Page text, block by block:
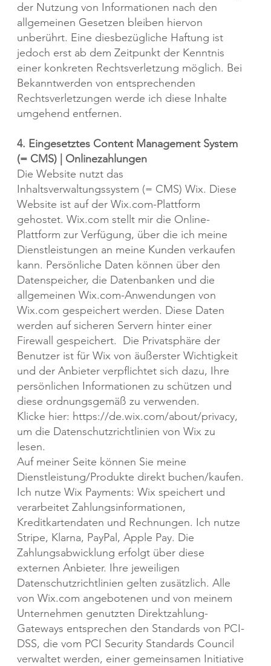
der Nutzung von Informationen nach den
allgemeinen Gesetzen bleiben hiervon
unberührt. Eine diesbezügliche Haftung ist
jedoch erst ab dem Zeitpunkt der Kenntnis
einer konkreten Rechtsverletzung möglich. Bei
Bekanntwerden von entsprechenden
Rechtsverletzungen werde ich diese Inhalte
umgehend entfernen.
4. Eingesetztes Content Management System
(= CMS) | Onlinezahlungen
Die Website nutzt das
Inhaltsverwaltungssystem (= CMS) Wix. Diese
Website ist auf der Wix.com-Plattform
gehostet. Wix.com stellt mir die Online-
Plattform zur Verfügung, über die ich meine
Dienstleistungen an meine Kunden verkaufen
kann. Persönliche Daten können über den
Datenspeicher, die Datenbanken und die
allgemeinen Wix.com-Anwendungen von
Wix.com gespeichert werden. Diese Daten
werden auf sicheren Servern hinter einer
Firewall gespeichert. Die Privatsphäre der
Benutzer ist für Wix von äußerster Wichtigkeit
und der Anbieter verpflichtet sich dazu, Ihre
persönlichen Informationen zu schützen und
diese ordnungsgemäß zu verwenden.
Klicke hier: https://de.wix.com/about/privacy,
um die Datenschutzrichtlinien von Wix zu
lesen.
Auf meiner Seite können Sie meine
Dienstleistung/Produkte direkt buchen/kaufen.
Ich nutze Wix Payments: Wix speichert und
verarbeitet Zahlungsinformationen,
Kreditkartendaten und Rechnungen. Ich nutze
Stripe, Klarna, PayPal, Apple Pay. Die
Zahlungsabwicklung erfolgt über diese
externen Anbieter. Ihre jeweiligen
Datenschutzrichtlinien gelten zusätzlich. Alle
von Wix.com angebotenen und von meinem
Unternehmen genutzten Direktzahlung-
Gateways entsprechen den Standards von PCI-
DSS, die vom PCI Security Standards Council
verwaltet werden, einer gemeinsamen Initiative